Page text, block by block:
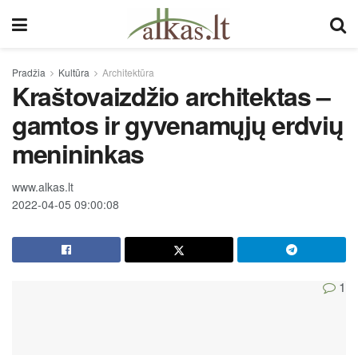
Pradžia Kultūra Architektūra
Kraštovaizdžio architektas –
gamtos ir gyvenamųjų erdvių
menininkas
www.alkas.lt
2022-04-05 09:00:08
1